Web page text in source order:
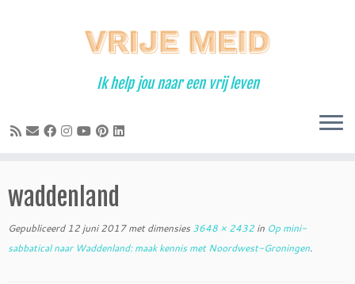
Ik help jou naar een vrij leven
waddenland
Gepubliceerd 12 juni 2017met dimensies 3648 × 2432 in Op mini-
sabbatical naar Waddenland: maak kennis met Noordwest-Groningen.